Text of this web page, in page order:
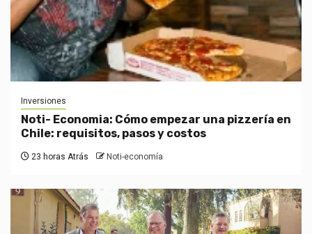
Inversiones
Noti- Economia: Cómo empezar una pizzería en
Chile: requisitos, pasos y costos
23 horas Atrás Noti-economía